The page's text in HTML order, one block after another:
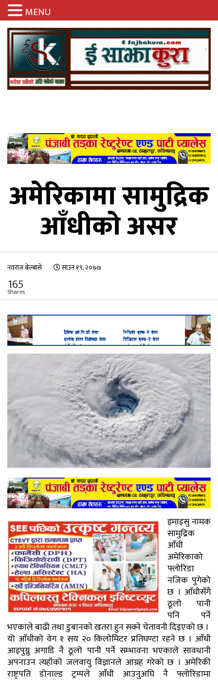
अमेरिकामा सामुद्रिक
आँधीको असर
नवराज बेल्बासे साउन १९, २०७७
165
Shares
इमाइसु नामक
सामुद्रिक
आँधी
अमेरिकाको
फ्लोरिडा
नजिक पुगेको
छ । आँधीसँगै
ठूलो पानी
पनि पर्ने
भएकाले बाढी तथा डुबानको खतरा हुन सक्ने चेतावनी दिइएको छ ।
यो आँधीको वेग १ सय २० किलोमिटर प्रतिघण्टा रहने छ । आँधी
आइपुग्नु अगाडि नै ठूलो पानी पर्ने सम्भावना भएकाले सावधानी
अपनाउन त्यहाँको जलवायु विज्ञानले आग्रह गरेको छ । अमेरिकी
राष्ट्रपति डोनाल्ड ट्रम्पले आँधी आउनुअघि नै फ्लोरिडामा
MENU